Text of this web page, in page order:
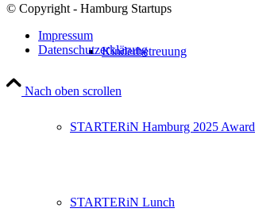
Kinderbetreuung
STARTERiN Hamburg 2025 Award
STARTERiN Lunch
© Copyright - Hamburg Startups
Impressum
Datenschutzerklärung
Nach oben scrollen